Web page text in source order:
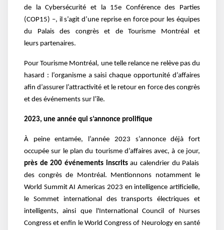
de la Cybersécurité et la 15e Conférence des Parties
(COP15) –, il s’agit d’une reprise en force pour les équipes
du Palais des congrès et de Tourisme Montréal et
leurs partenaires.
Pour Tourisme Montréal, une telle relance ne relève pas du
hasard : l’organisme a saisi chaque opportunité d’affaires
afin d’assurer l’attractivité et le retour en force des congrès
et des événements sur l’île.
2023, une année qui s’annonce prolifique
À peine entamée, l’année 2023 s’annonce déjà fort
occupée sur le plan du tourisme d’affaires avec, à ce jour,
près de 200 événements inscritsau calendrier du Palais
des congrès de Montréal. Mentionnons notamment le
World Summit AI Americas 2023 en intelligence artificielle,
le Sommet international des transports électriques et
intelligents, ainsi que l'International Council of Nurses
Congress et enfin le World Congress of Neurology en santé